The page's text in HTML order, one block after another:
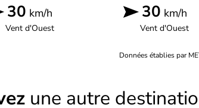
30 km/h
Vent d'Ouest
30 km/h
Vent d'Ouest
Données établies par
une autre